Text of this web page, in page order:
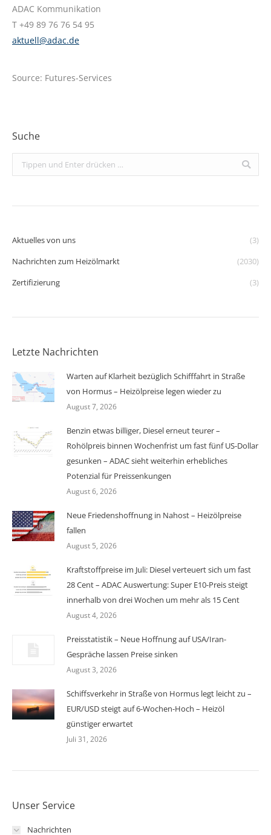
ADAC Kommunikation
T +49 89 76 76 54 95
aktuell@adac.de
Source: Futures-Services
Suche
Search:
Aktuelles von uns
(3)
Nachrichten zum Heizölmarkt
(2030)
Zertifizierung
(3)
Letzte Nachrichten
Warten auf Klarheit bezüglich Schifffahrt in Straße
von Hormus – Heizölpreise legen wieder zu
August 7, 2026
Benzin etwas billiger, Diesel erneut teurer –
Rohölpreis binnen Wochenfrist um fast fünf US-Dollar
gesunken – ADAC sieht weiterhin erhebliches
Potenzial für Preissenkungen
August 6, 2026
Neue Friedenshoffnung in Nahost – Heizölpreise
fallen
August 5, 2026
Kraftstoffpreise im Juli: Diesel verteuert sich um fast
28 Cent – ADAC Auswertung: Super E10-Preis steigt
innerhalb von drei Wochen um mehr als 15 Cent
August 4, 2026
Preisstatistik – Neue Hoffnung auf USA/Iran-
Gespräche lassen Preise sinken
August 3, 2026
Schiffsverkehr in Straße von Hormus legt leicht zu –
EUR/USD steigt auf 6-Wochen-Hoch – Heizöl
günstiger erwartet
Juli 31, 2026
Unser Service
Nachrichten